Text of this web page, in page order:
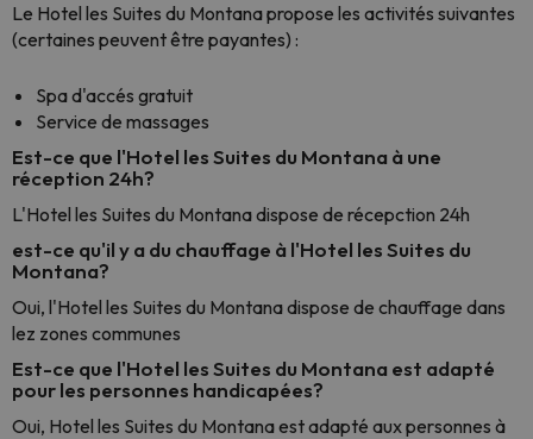
Le Hotel les Suites du Montana propose les activités suivantes
(certaines peuvent être payantes) :
Spa d'accés gratuit
Service de massages
Est-ce que l'Hotel les Suites du Montana à une
réception 24h?
L'Hotel les Suites du Montana dispose de récepction 24h
est-ce qu'il y a du chauffage à l'Hotel les Suites du
Montana?
Oui, l'Hotel les Suites du Montana dispose de chauffage dans
lez zones communes
Est-ce que l'Hotel les Suites du Montana est adapté
pour les personnes handicapées?
Oui, Hotel les Suites du Montana est adapté aux personnes à